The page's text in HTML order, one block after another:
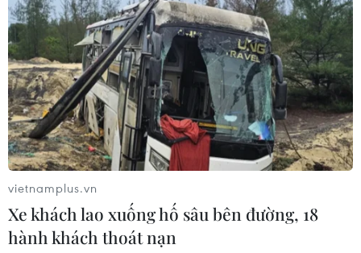
Việt Nam cùng cộng đồng quốc tế nỗ lực
vietnamplus.vn
Xe khách lao xuống hố sâu bên đường, 18
hành khách thoát nạn